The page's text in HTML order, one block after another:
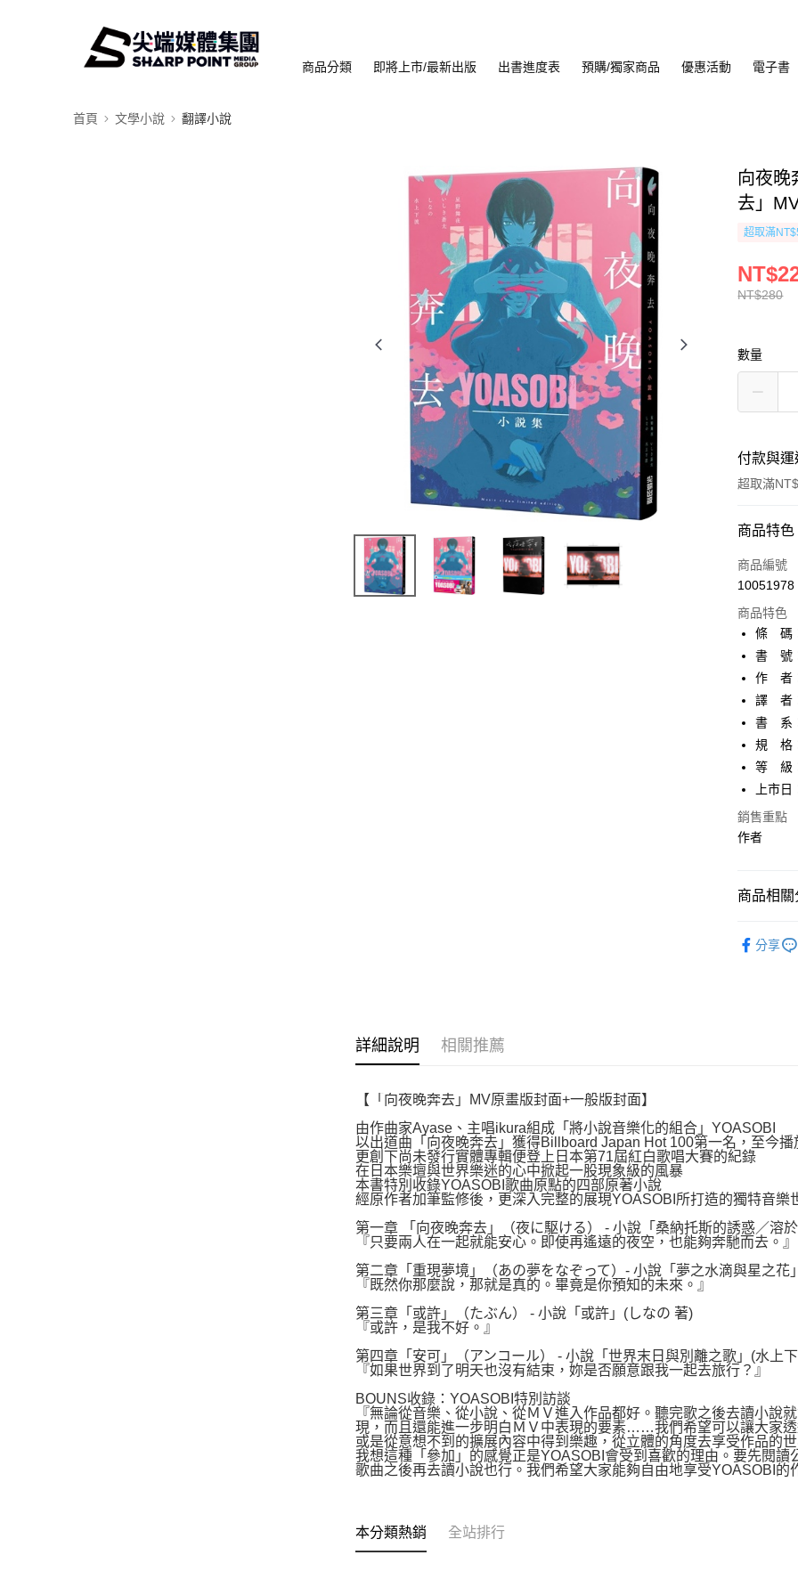
商品分類 即將上市/最新出版 出書進度表 預購/獨家商品 優惠活動 電子書
首頁 文學小說 翻譯小說
向夜晚
去」
超取滿
NT$280
數量
付款與運
超取滿
付款方式
信用卡一次
AFTEE先
相關說明
AFTEE先
便利好安
１．簡單
２．便利
３．安心
１．於結
付」結帳
２．訂單
３．收到
絡購買商
先享後付
是否繳費
付客戶支援
４．使用
即時審查
結果請求
形，恩沛
ATM付款
運送方式
全家取貨
每筆
付款後全家
付款後萊
每筆
商品特色
商品編號
10051978
商品特色
條 碼
書 號
作 者
譯 者
書 系
規 格
等 級
上市
銷售重點
作者
商品相關
分享
詳細說明 相關推薦
【「向夜晚奔去」MV原畫版封面+一般版封面】
由作曲家Ayase、主唱ikura組成「將小說音樂化的組合」YOASOBI
以出道曲「向夜晚奔去」獲得Billboard Japan Hot 100第一名，至今
更創下尚未發行實體專輯便登上日本第71屆紅白歌唱大賽的紀錄
在日本樂壇與世界樂迷的心中掀起一股現象級的風暴
本書特別收錄YOASOBI歌曲原點的四部原著小說
經原作者加筆監修後，更深入完整的展現YOASOBI所打造的獨特音樂
第一章 「向夜晚奔去」（夜に駆ける） - 小說「桑納托斯的誘惑／溶
『只要兩人在一起就能安心。即使再遙遠的夜空，也能夠奔馳而去。』
第二章「重現夢境」（あの夢をなぞって）- 小說「夢之水滴與星之花
『既然你那麼說，那就是真的。畢竟是你預知的未來。』
第三章「或許」（たぶん） - 小說「或許」(しなの 著)
『或許，是我不好。』
第四章「安可」（アンコール） - 小說「世界末日與別離之歌」(水上
『如果世界到了明天也沒有結束，妳是否願意跟我一起去旅行？』
BOUNS收錄：YOASOBI特別訪談
『無論從音樂、從小說、從ＭＶ進入作品都好。聽完歌之後去讀小說
現，而且還能進一步明白ＭＶ中表現的要素……我們希望可以讓大家
或是從意想不到的擴展內容中得到樂趣，從立體的角度去享受作品的世
我想這種「參加」的感覺正是YOASOBI會受到喜歡的理由。要先閱
歌曲之後再去讀小說也行。我們希望大家能夠自由地享受YOASOBI
本分類熱銷 全站排行